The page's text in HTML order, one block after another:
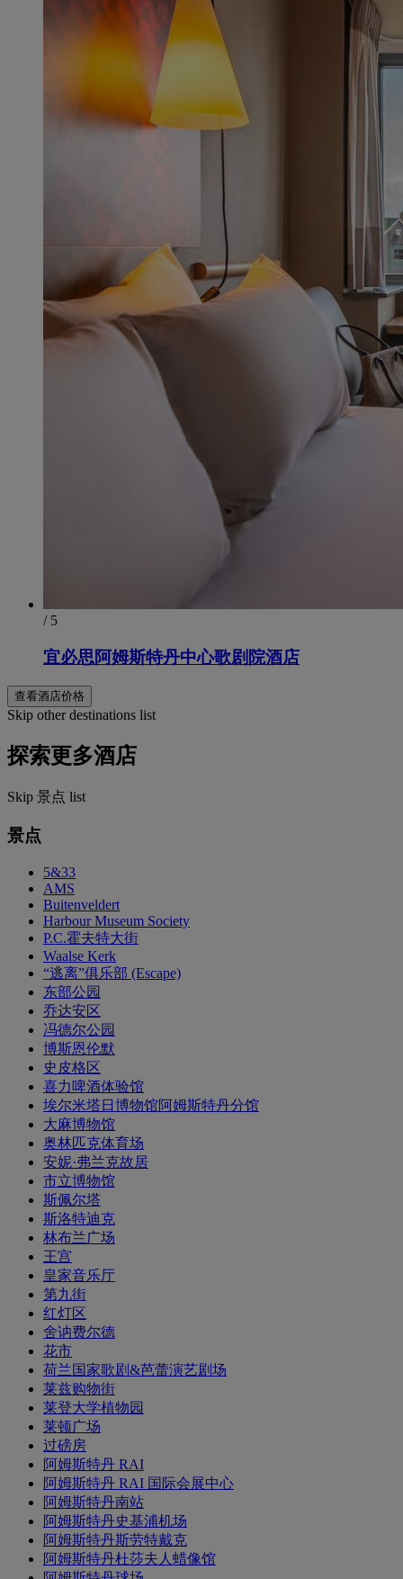
/ 5
宜必思阿姆斯特丹中心歌剧院酒店
查看酒店价格
Skip other destinations list
探索更多酒店
Skip 景点 list
景点
5&33
AMS
Buitenveldert
Harbour Museum Society
P.C.霍夫特大街
Waalse Kerk
“逃离”俱乐部 (Escape)
东部公园
乔达安区
冯德尔公园
博斯恩伦默
史皮格区
喜力啤酒体验馆
埃尔米塔日博物馆阿姆斯特丹分馆
大麻博物馆
奥林匹克体育场
安妮·弗兰克故居
市立博物馆
斯佩尔塔
斯洛特迪克
林布兰广场
王宫
皇家音乐厅
第九街
红灯区
舍讷费尔德
花市
荷兰国家歌剧&芭蕾演艺剧场
莱兹购物街
莱登大学植物园
莱顿广场
过磅房
阿姆斯特丹 RAI
阿姆斯特丹 RAI 国际会展中心
阿姆斯特丹南站
阿姆斯特丹史基浦机场
阿姆斯特丹斯劳特戴克
阿姆斯特丹杜莎夫人蜡像馆